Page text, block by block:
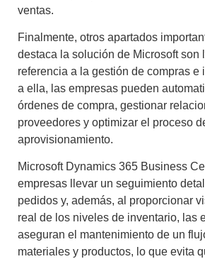
ventas.
Finalmente, otros apartados
destaca la solución de Microsoft son
referencia a la gestión de compras e
a ella, las empresas pueden
órdenes de compra, gestionar
proveedores y optimizar el proceso
aprovisionamiento.
Microsoft Dynamics 365 Business
empresas llevar un seguimiento
pedidos y, además, al proporcionar
real de los niveles de inventario, las
aseguran el mantenimiento de un
materiales y productos, lo que evita